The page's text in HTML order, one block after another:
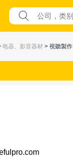
电器、影音器材 > 視聽製作